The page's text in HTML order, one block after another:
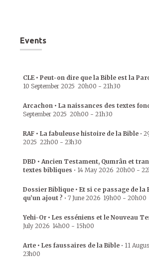
Events
CLE • Peut-on dire que la Bible est la
10 September 2025 20h00 - 21h30
Arcachon • La naissances des textes
September 2025 20h00 - 21h30
RAF • La fabuleuse histoire de la Bible •
2025 22h00 - 23h30
DBD • Ancien Testament, Qumrân et
textes bibliques • 14 May 2026 20h00 -
Dossier Biblique • Et si ce passage de la
qu’un ajout ? • 7 June 2026 19h00 - 20h00
Yehi-Or • Les esséniens et le Nouveau
July 2026 14h00 - 15h00
Arte • Les faussaires de la Bible • 11
23h00